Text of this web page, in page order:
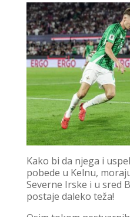
Kako bi da njega i
pobede u Kelnu,
Severne Irske i u sred
postaje daleko teža!